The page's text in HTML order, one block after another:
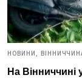
НОВИНИ,
На Вінниччині